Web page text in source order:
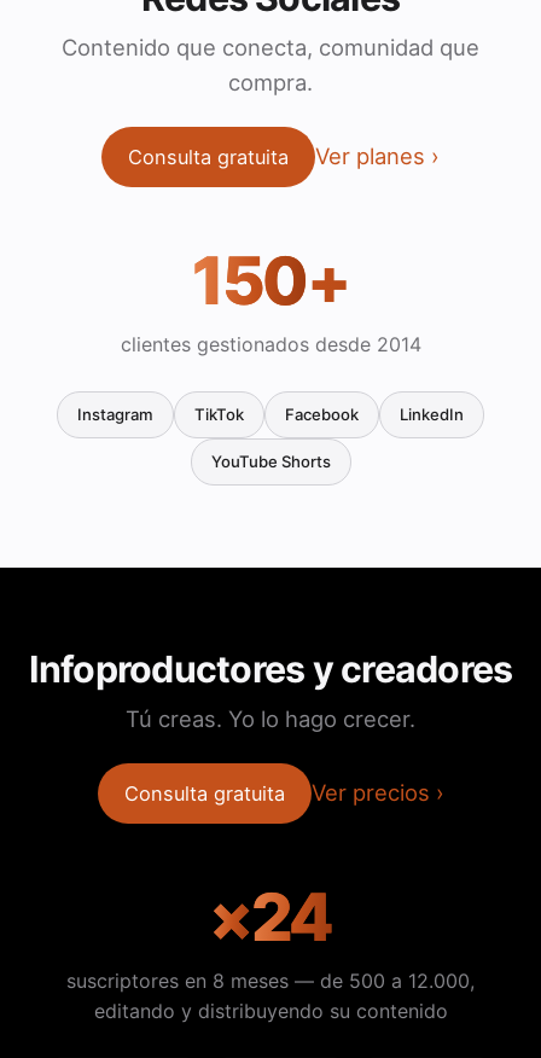
Contenido que conecta, comunidad que
compra.
Consulta gratuita Ver planes
150+
clientes gestionados desde 2014
Instagram TikTok Facebook LinkedIn
YouTube Shorts
Infoproductores y creadores
Tú creas. Yo lo hago crecer.
Consulta gratuita Ver precios
×24
suscriptores en 8 meses — de 500 a 12.000,
editando y distribuyendo su contenido